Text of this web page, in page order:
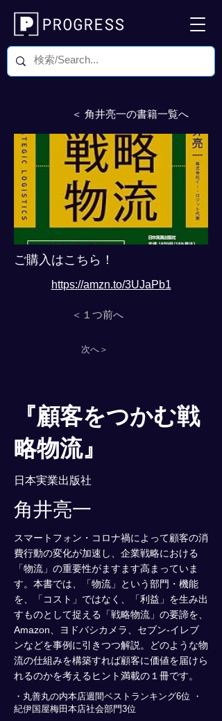
＜ 角井亮一の書籍一覧へ
ご購入はこちら！
https://amzn.to/3UJaPb1
＜１つ前へ
次へ＞
『顧客をつかむ戦
略物流』
日本実業出版社
角井亮一
スマートフォン・コロナ禍によって顧客の消
費行動の変化が加速し、企業戦略における
「物流」の重要性がますます高まっていま
す。本書では、「物流」という部門・機能
を、「コスト」ではなく、「利益」を生み出
すものとして捉える「戦略物流」の要諦を、
Amazon、ヨドバシカメラ、セブン-イレブ
ンなどを事例に引きつつ解説。どのような物
流の仕組みを構築すれば顧客に価値を届けら
れるのかを考えるヒント満載の１冊です。
・丸善丸の内本店週間ベストランキング6位 ・
紀伊国屋梅田本店社会部門3位